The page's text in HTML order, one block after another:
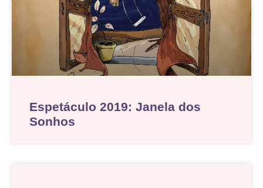
Espetáculo 2019: Janela dos
Sonhos